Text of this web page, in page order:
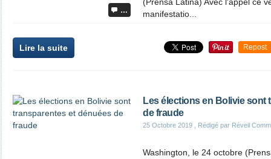
…
manifestatio...
Lire la suite Repost
Les élections en Bolivie sont
de fraude
25 Octobre 2019 , Rédigé par Réveil
Washington, le 24 octobre